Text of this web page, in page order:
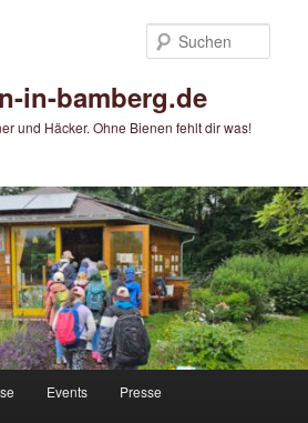
in-bamberg.de
und Häcker. Ohne Bienen fehlt dir was!
Events Presse